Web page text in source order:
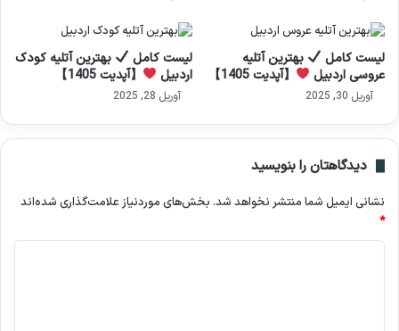
لیست کامل
بهترین آتلیه
عروسی اردبیل
【آپدیت 1405】
آوریل 30, 2025
لیست کامل
بهترین آتلیه کودک
اردبیل
【آپدیت 1405】
آوریل 28, 2025
دیدگاهتان را بنویسید
نشانی ایمیل شما منتشر نخواهد شد. بخش‌های موردنیاز علامت‌گذاری شده‌اند
*